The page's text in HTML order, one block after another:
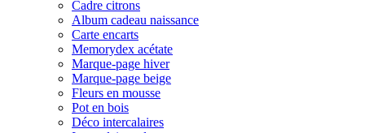
Cadre citrons
Album cadeau naissance
Carte encarts
Memorydex acétate
Marque-page hiver
Marque-page beige
Fleurs en mousse
Pot en bois
Déco intercalaires